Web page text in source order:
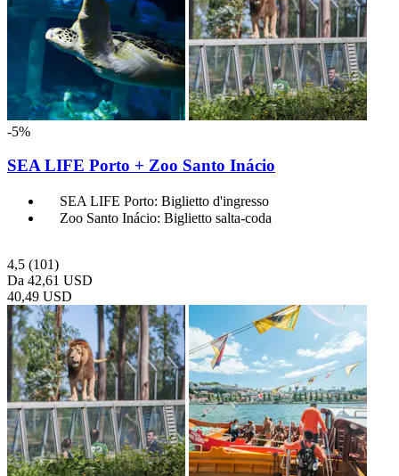
-5%
SEA LIFE Porto + Zoo Santo Inácio
SEA LIFE Porto: Biglietto d'ingresso
Zoo Santo Inácio: Biglietto salta-coda
4,5 (101)
Da 42,61 USD
40,49 USD